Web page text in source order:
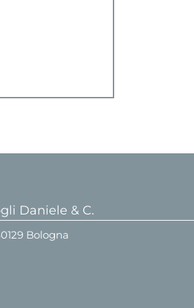
Daniele & C.
Bologna